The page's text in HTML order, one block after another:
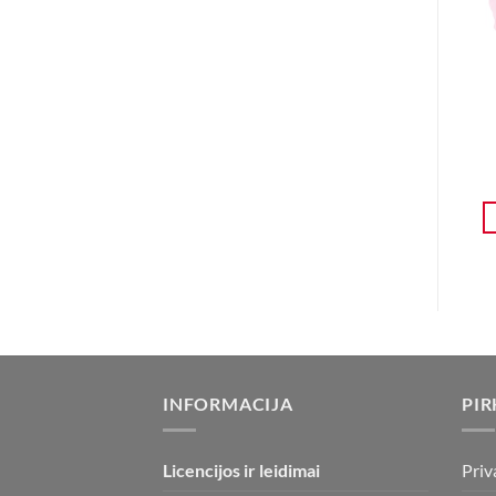
INFORMACIJA
Licencijos ir leidimai